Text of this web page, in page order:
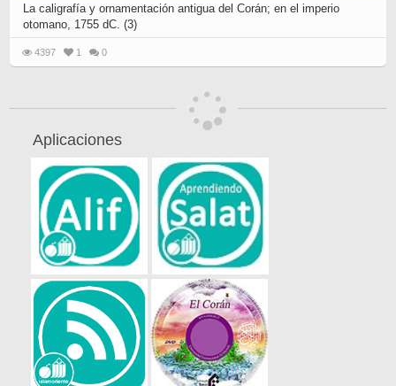
La caligrafía y ornamentación antigua del Corán; en el imperio
otomano, 1755 dC. (3)
4397 1 0
Aplicaciones